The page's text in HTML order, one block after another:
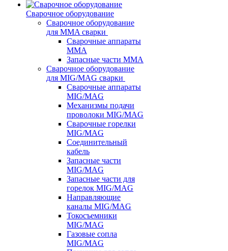
Сварочное оборудование
Сварочное оборудование
для MMA сварки
Сварочные аппараты
MMA
Запасные части MMA
Сварочное оборудование
для MIG/MAG сварки
Сварочные аппараты
MIG/MAG
Механизмы подачи
проволоки MIG/MAG
Сварочные горелки
MIG/MAG
Соединительный
кабель
Запасные части
MIG/MAG
Запасные части для
горелок MIG/MAG
Направляющие
каналы MIG/MAG
Токосъемники
MIG/MAG
Газовые сопла
MIG/MAG